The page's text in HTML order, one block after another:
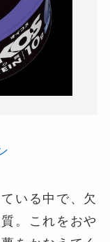
いる中で、欠
。これをおや